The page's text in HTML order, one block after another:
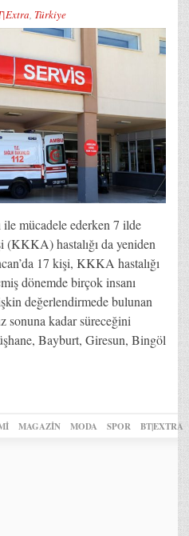
, Türkiye
ile mücadele ederken 7 ilde
(KKKA) hastalığı da yeniden
17 kişi, KKKA hastalığı
dönemde birçok insanı
değerlendirmede bulunan
sonuna kadar süreceğini
Bayburt, Giresun, Bingöl
MAGAZİN MODA SPOR BT|EXTRA